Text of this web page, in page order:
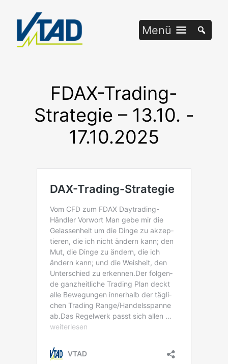
springen
Menü
FDAX-Trading-
Strategie – 13.10. -
17.10.2025